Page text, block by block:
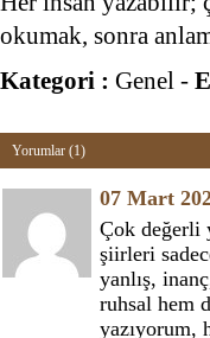
okumak, sonra
Kategori : Genel -
Yorumlar (1)
07 Mart
Çok değerli
şiirleri
yanlış,
ruhsal hem
yazıyorum,